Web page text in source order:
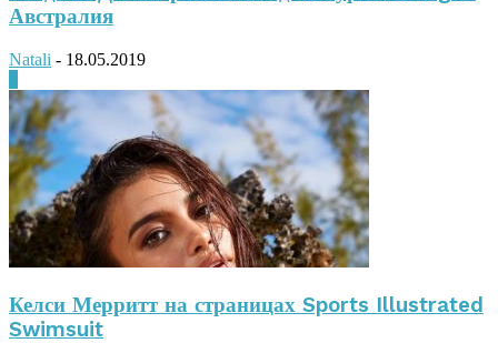
Австралия
Natali - 18.05.2019
Келси Мерритт на страницах Sports Illustrated
Swimsuit